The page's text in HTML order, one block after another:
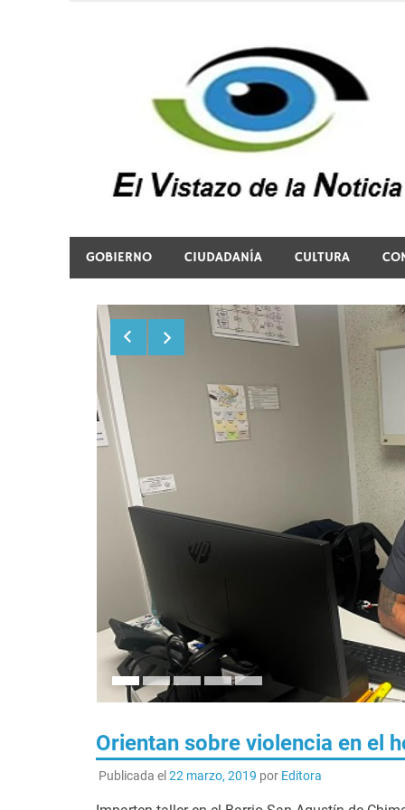
GOBIERNO CIUDADANÍA CULTURA
Orientan sobre violencia en el
Publicada el 22 marzo, 2019 por Editora